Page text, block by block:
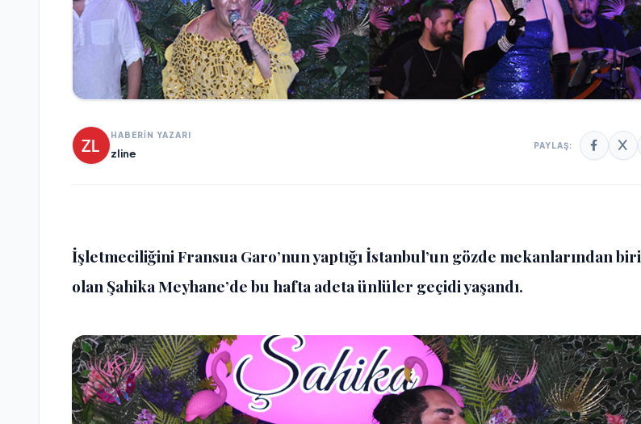
HABERİN YAZARI
zline
PAYLAŞ:
İşletmeciliğini Fransua Garo’nun yaptığı İstanbul’un gözde mekanlarından biri
olan Şahika Meyhane’de bu hafta adeta ünlüler geçidi yaşandı.